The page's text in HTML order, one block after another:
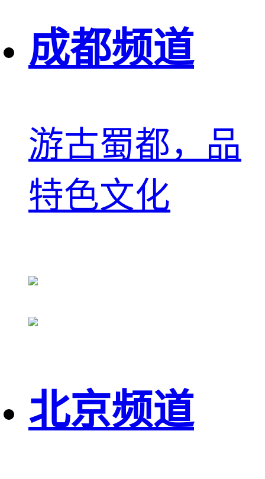
成都频道
游古蜀都，品
特色文化
北京频道